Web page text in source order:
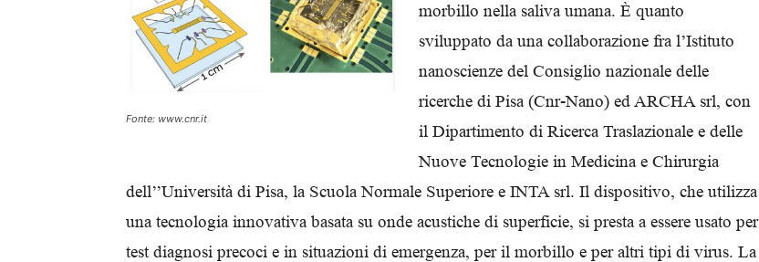
Fonte: www.cnr.it
morbillo nella saliva umana. È quanto
sviluppato da una collaborazione fra l’Istituto
nanoscienze del Consiglio nazionale delle
ricerche di Pisa (Cnr-Nano) ed ARCHA srl, con
il Dipartimento di Ricerca Traslazionale e delle
Nuove Tecnologie in Medicina e Chirurgia
dell’’Università di Pisa, la Scuola Normale Superiore e INTA srl. Il dispositivo, che utilizza
una tecnologia innovativa basata su onde acustiche di superficie, si presta a essere usato per
test diagnosi precoci e in situazioni di emergenza, per il morbillo e per altri tipi di virus. La